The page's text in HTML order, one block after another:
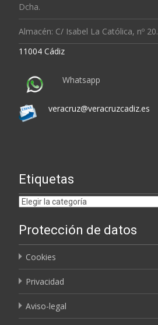
Dcha.
Almacén: C/ Isabel La Católica, nº 20.
11004 Cádiz
Whatsapp
veracruz@veracruzcadiz.es
Etiquetas
Etiquetas
Protección de datos
Cookies
Privacidad
Aviso-legal